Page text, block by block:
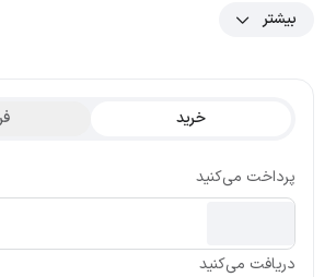
بیشتر
خرید
پرداخت می‌کنید
دریافت می‌کنید